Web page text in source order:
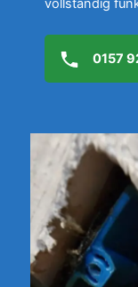
vollständig
0157